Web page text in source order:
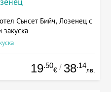
Сънсет Бийч, Лозенец с
закуска
19.50
€ / 38.14
лв.